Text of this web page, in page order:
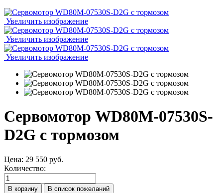
Увеличить изображение
Увеличить изображение
Увеличить изображение
Сервомотор WD80M-07530S-
D2G с тормозом
Цена: 29 550 руб.
Количество: